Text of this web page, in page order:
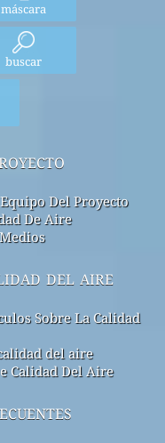
máscara
buscar
Del Proyecto
De Aire
del aire
Sobre La Calidad
del aire
Calidad Del Aire